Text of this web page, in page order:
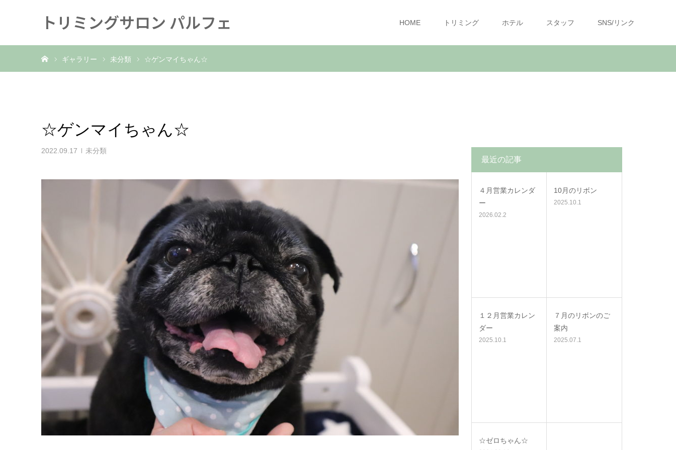
トリミングサロン パルフェ HOME トリミング ホテル スタッフ SNS/リンク
ギャラリー 未分類 ☆ゲンマイちゃん☆
☆ゲンマイちゃん☆
2022.09.17 未分類
最近の記事
４月営業カレンダ
ー
2026.02.2
10月のリボン
2025.10.1
１２月営業カレン
ダー
2025.10.1
７月のリボンのご
案内
2025.07.1
☆ゼロちゃん☆